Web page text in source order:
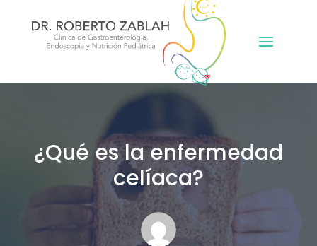
¿Qué es la enfermedad
celíaca?